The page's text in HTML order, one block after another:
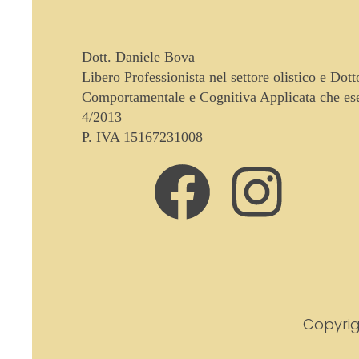
Dott. Daniele Bova
Libero Professionista nel settore olistico e
Comportamentale e Cognitiva Applicata che
4/2013
P. IVA 15167231008